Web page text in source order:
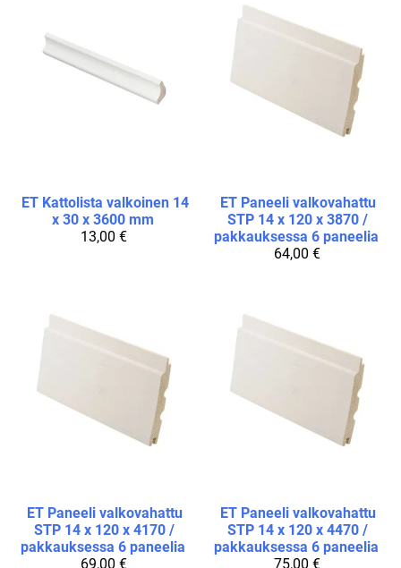
ET Kattolista valkoinen 14
x 30 x 3600 mm
13,00 €
ET Paneeli valkovahattu
STP 14 x 120 x 3870 /
pakkauksessa 6 paneelia
64,00 €
ET Paneeli valkovahattu
STP 14 x 120 x 4170 /
pakkauksessa 6 paneelia
69,00 €
ET Paneeli valkovahattu
STP 14 x 120 x 4470 /
pakkauksessa 6 paneelia
75,00 €